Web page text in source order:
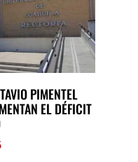
PIMENTEL
EL DÉFICIT